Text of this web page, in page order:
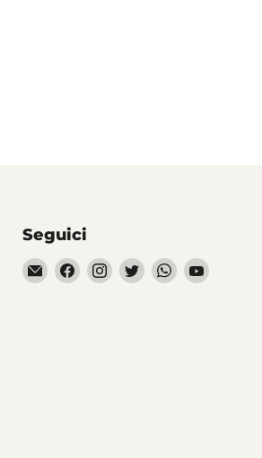
Seguici
EmailTrovaciTrovaciTrovaciTrovaciTrovaci